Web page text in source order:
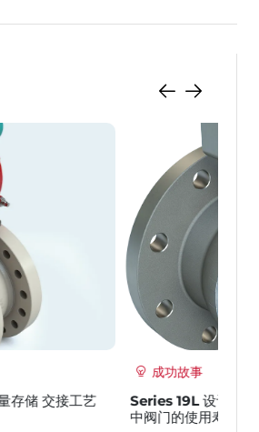
案显著提高了纸浆 和造纸应用